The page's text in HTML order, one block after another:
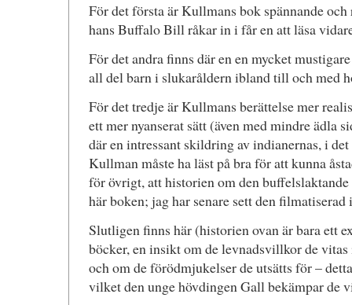
För det första är Kullmans bok spännande
hans Buffalo Bill råkar in i får en att läsa
För det andra finns där en en mycket
all del barn i slukaråldern ibland till och med
För det tredje är Kullmans berättelse mer
ett mer nyanserat sätt (även med mindre ädla
där en intressant skildring av indianernas, i
Kullman måste ha läst på bra för att kunna
för övrigt, att historien om den
här boken; jag har senare sett den
Slutligen finns här (historien ovan är bara ett
böcker, en insikt om de levnadsvillkor de
och om de förödmjukelser de utsätts för –
vilket den unge hövdingen Gall bekämpar de